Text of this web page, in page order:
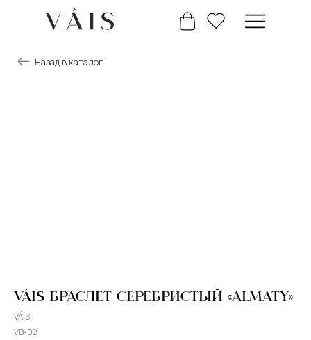
Назад в каталог
VÁIS БРАСЛЕТ СЕРЕБРИСТЫЙ «ALMATY»
VÁIS
VB-02